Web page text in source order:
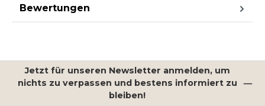
Bewertungen
Jetzt für unseren Newsletter anmelden, um
nichts zu verpassen und bestens informiert zu
bleiben!